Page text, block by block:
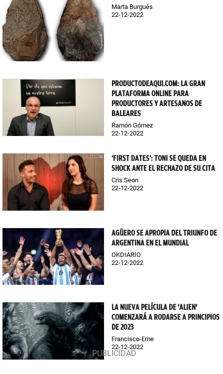
Marta Burgués
22-12-2022
PRODUCTODEAQUI.COM: LA GRAN
PLATAFORMA ONLINE PARA
PRODUCTORES Y ARTESANOS DE
BALEARES
Ramón Gómez
22-12-2022
‘FIRST DATES’: TONI SE QUEDA EN
SHOCK ANTE EL RECHAZO DE SU CITA
Cris Seon
22-12-2022
AGÜERO SE APROPIA DEL TRIUNFO DE
ARGENTINA EN EL MUNDIAL
OKDIARIO
22-12-2022
LA NUEVA PELÍCULA DE 'ALIEN'
COMENZARÁ A RODARSE A PRINCIPIOS
DE 2023
Francisco-Eme
22-12-2022